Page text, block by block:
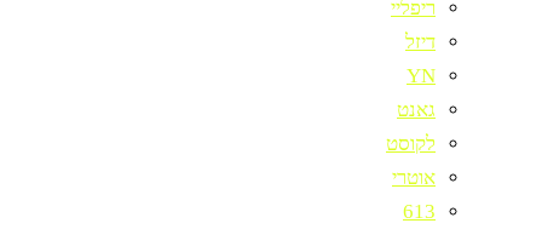
ריפליי
דיזל
YN
גאנט
לקוסט
אוטרי
613